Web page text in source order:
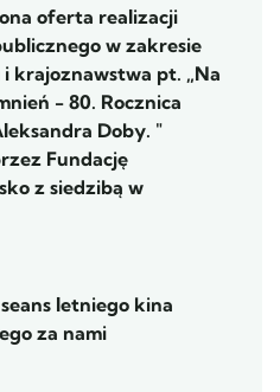
oferta realizacji
w zakresie
krajoznawstwa pt. „Na
- 80. Rocznica
Doby. "
Fundację
z siedzibą w
letniego kina
za nami